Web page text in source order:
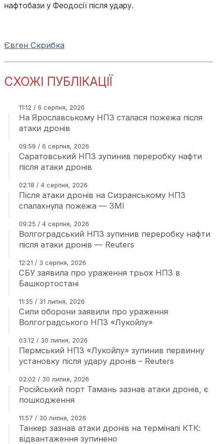
нафтобази у Феодосії після удару.
Євген Скрибка
СХОЖІ ПУБЛІКАЦІЇ
11:12 / 6 серпня, 2026
На Ярославському НПЗ сталася пожежа після
атаки дронів
09:59 / 6 серпня, 2026
Саратовський НПЗ зупинив переробку нафти
після атаки дронів
02:18 / 4 серпня, 2026
Після атаки дронів на Сизранському НПЗ
спалахнула пожежа — ЗМІ
09:25 / 4 серпня, 2026
Волгоградський НПЗ зупинив переробку нафти
після атаки дронів — Reuters
12:21 / 3 серпня, 2026
СБУ заявила про ураження трьох НПЗ в
Башкортостані
11:35 / 31 липня, 2026
Сили оборони заявили про ураження
Волгоградського НПЗ «Лукойлу»
03:12 / 30 липня, 2026
Пермський НПЗ «Лукойлу» зупинив первинну
установку після удару дронів – Reuters
02:02 / 30 липня, 2026
Російський порт Тамань зазнав атаки дронів, є
пошкодження
11:57 / 30 липня, 2026
Танкер зазнав атаки дронів на терміналі КТК:
відвантаження зупинено